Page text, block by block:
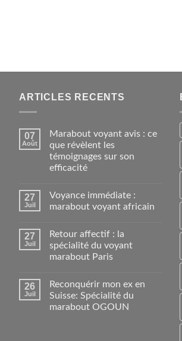
ARTICLES RECENTS
07
Août
Marabout voyant avis : ce
que révèlent les
témoignages sur son
efficacité
27
Juil
Voyance immédiate :
marabout voyant africain
27
Juil
Retour affectif : la
spécialité du voyant
marabout Paris
26
Juil
Reconquérir mon ex en
Suisse: Spécialité du
marabout OGOUN